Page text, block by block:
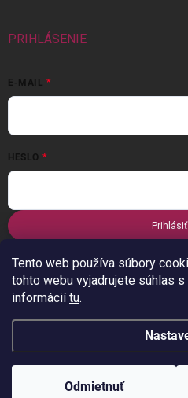
Tento web používa súbory
tohto webu vyjadrujete súhlas
informáciítu.
Odmietnuť
PRIHLÁSENIE
E-MAIL
HESLO
Copyright 2026 .